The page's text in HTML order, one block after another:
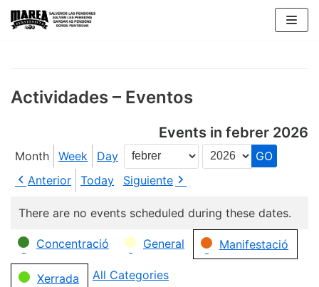
Skip
Actividades – Eventos
Events in febrer 2026
Month Week Day
Month
Year
Anterior
Today Siguiente
There are no events scheduled during these dates.
Categories
Concentració General Manifestació
Xerrada All Categories